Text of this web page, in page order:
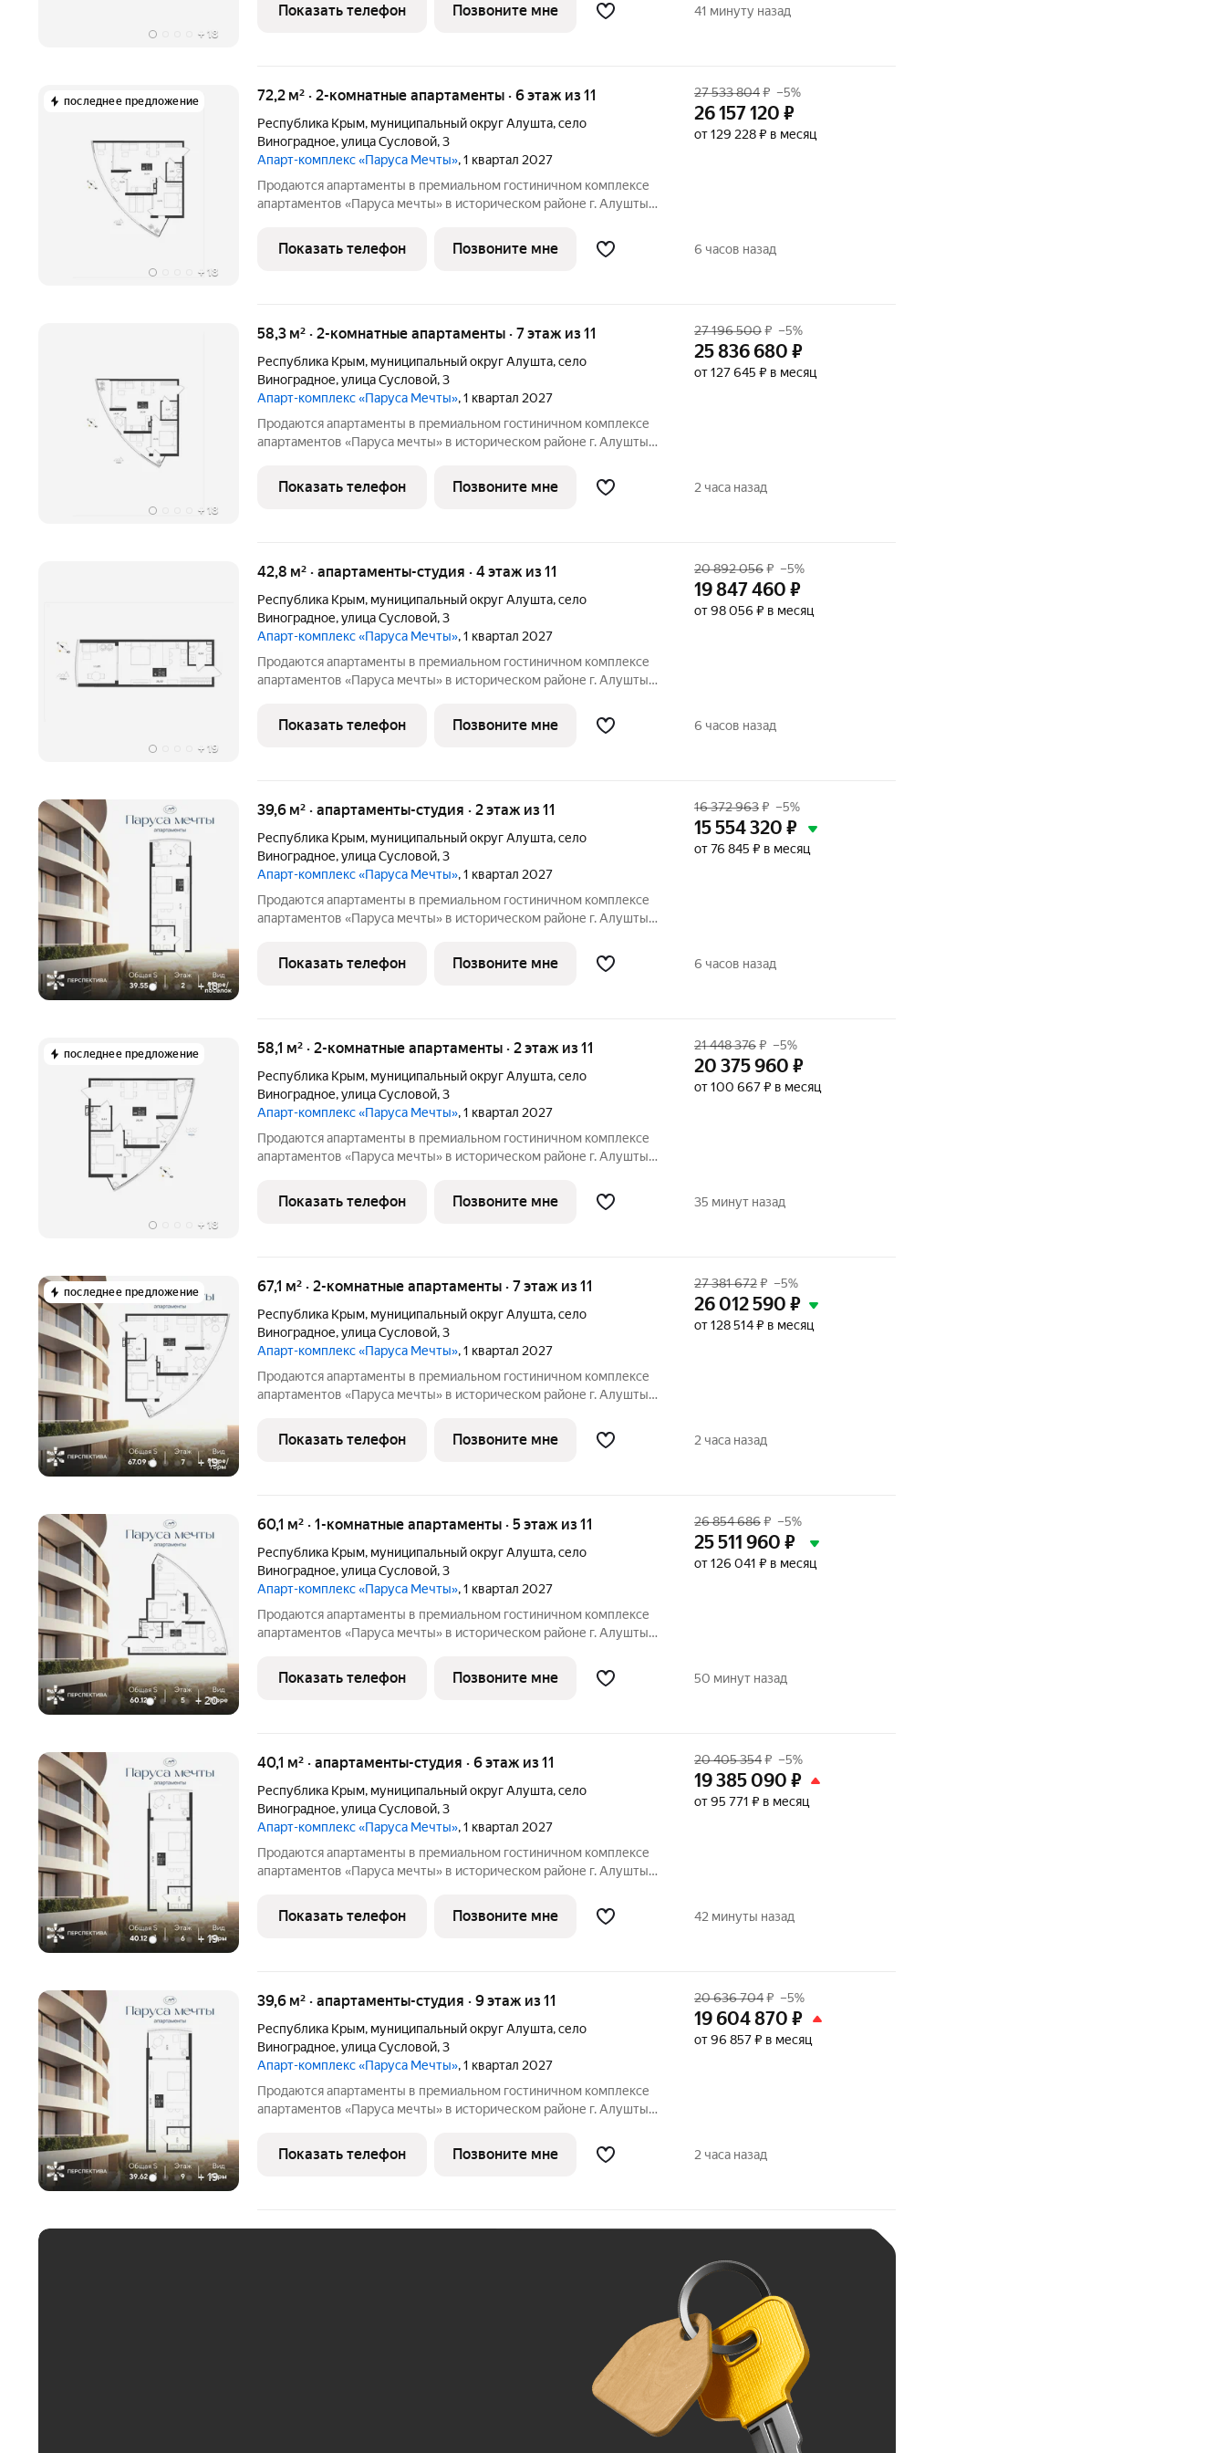
+ 18
Гостиничный комплекс
Показать телефон Позвоните мне 41 минуту назад
последнее предложение
+ 18
72,2 м² · 2-комнатные апартаменты · 6 этаж из 11
Республика Крым, муниципальный округ Алушта,село
Виноградное,улица Сусловой,3
Апарт-комплекс «Паруса Мечты», 1 квартал 2027
Продаются апартаменты в премиальном гостиничном комплексе
апартаментов «Паруса мечты» в историческом районе г. Алушты.
Общая площадь: 72.15 Высота потолков: 3м Oпиcaниe:
Гостиничный комплекс
27 533 804₽ –5%
26 157 120 ₽
от 129 228 ₽ в месяц
Показать телефон Позвоните мне 6 часов назад
+ 18
58,3 м² · 2-комнатные апартаменты · 7 этаж из 11
Республика Крым, муниципальный округ Алушта,село
Виноградное,улица Сусловой,3
Апарт-комплекс «Паруса Мечты», 1 квартал 2027
Продаются апартаменты в премиальном гостиничном комплексе
апартаментов «Паруса мечты» в историческом районе г. Алушты.
Общая площадь: 58.28 Высота потолков: 3м Oпиcaниe:
Гостиничный комплекс
27 196 500₽ –5%
25 836 680 ₽
от 127 645 ₽ в месяц
Показать телефон Позвоните мне 2 часа назад
+ 19
42,8 м² · апартаменты-студия · 4 этаж из 11
Республика Крым, муниципальный округ Алушта,село
Виноградное,улица Сусловой,3
Апарт-комплекс «Паруса Мечты», 1 квартал 2027
Продаются апартаменты в премиальном гостиничном комплексе
апартаментов «Паруса мечты» в историческом районе г. Алушты.
Общая площадь: 42.79 Высота потолков: 3м Oпиcaниe:
Гостиничный комплекс
20 892 056₽ –5%
19 847 460 ₽
от 98 056 ₽ в месяц
Показать телефон Позвоните мне 6 часов назад
+18
39,6 м² · апартаменты-студия · 2 этаж из 11
Республика Крым, муниципальный округ Алушта,село
Виноградное,улица Сусловой,3
Апарт-комплекс «Паруса Мечты», 1 квартал 2027
Продаются апартаменты в премиальном гостиничном комплексе
апартаментов «Паруса мечты» в историческом районе г. Алушты.
поселок Этаж: 2 Общая площадь: 39.55 Высота потолков: 3м
Oпиcaниe:
16 372 963₽ –5%
15 554 320 ₽
от 76 845 ₽ в месяц
Показать телефон Позвоните мне 6 часов назад
последнее предложение
+ 18
58,1 м² · 2-комнатные апартаменты · 2 этаж из 11
Республика Крым, муниципальный округ Алушта,село
Виноградное,улица Сусловой,3
Апарт-комплекс «Паруса Мечты», 1 квартал 2027
Продаются апартаменты в премиальном гостиничном комплексе
апартаментов «Паруса мечты» в историческом районе г. Алушты.
коттедж.поселок Этаж: 2 Общая площадь: 58.09 Высота потолков:
3м Oпиcaниe:
21 448 376₽ –5%
20 375 960 ₽
от 100 667 ₽ в месяц
Показать телефон Позвоните мне 35 минут назад
последнее предложение
+19
67,1 м² · 2-комнатные апартаменты · 7 этаж из 11
Республика Крым, муниципальный округ Алушта,село
Виноградное,улица Сусловой,3
Апарт-комплекс «Паруса Мечты», 1 квартал 2027
Продаются апартаменты в премиальном гостиничном комплексе
апартаментов «Паруса мечты» в историческом районе г. Алушты.
Кастель Этаж: 7 Общая площадь: 67.09 Высота потолков: 3м
Oпиcaниe:
27 381 672₽ –5%
26 012 590 ₽
от 128 514 ₽ в месяц
Показать телефон Позвоните мне 2 часа назад
+ 20
60,1 м² · 1-комнатные апартаменты · 5 этаж из 11
Республика Крым, муниципальный округ Алушта,село
Виноградное,улица Сусловой,3
Апарт-комплекс «Паруса Мечты», 1 квартал 2027
Продаются апартаменты в премиальном гостиничном комплексе
апартаментов «Паруса мечты» в историческом районе г. Алушты.
Общая площадь: 60.12 Высота потолков: 3м Oпиcaниe:
Гостиничный комплекс
26 854 686₽ –5%
25 511 960 ₽
от 126 041 ₽ в месяц
Показать телефон Позвоните мне 50 минут назад
+19
40,1 м² · апартаменты-студия · 6 этаж из 11
Республика Крым, муниципальный округ Алушта,село
Виноградное,улица Сусловой,3
Апарт-комплекс «Паруса Мечты», 1 квартал 2027
Продаются апартаменты в премиальном гостиничном комплексе
апартаментов «Паруса мечты» в историческом районе г. Алушты.
Общая площадь: 40.12 Высота потолков: 3м Oпиcaниe:
Гостиничный комплекс
20 405 354₽ –5%
19 385 090 ₽
от 95 771 ₽ в месяц
Показать телефон Позвоните мне 42 минуты назад
+19
39,6 м² · апартаменты-студия · 9 этаж из 11
Республика Крым, муниципальный округ Алушта,село
Виноградное,улица Сусловой,3
Апарт-комплекс «Паруса Мечты», 1 квартал 2027
Продаются апартаменты в премиальном гостиничном комплексе
апартаментов «Паруса мечты» в историческом районе г. Алушты.
Общая площадь: 39.62 Высота потолков: 3м Oпиcaниe:
Гостиничный комплекс
20 636 704₽ –5%
19 604 870 ₽
от 96 857 ₽ в месяц
Показать телефон Позвоните мне 2 часа назад